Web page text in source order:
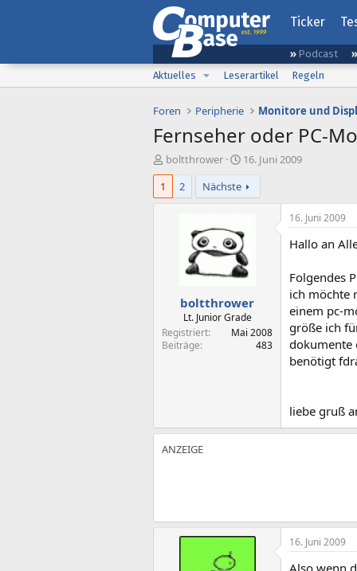
Ticker
Podcast
Aktuelles
Leserartikel Regeln
Foren Peripherie Monitore und
Fernseher oder PC-
E
r
t
boltthrower
E
r
s
t
l
l
t
a
16. Juni 2009
1
2 Nächste
boltthrower
Lt. Junior Grade
Registriert
Mai 2008
Beiträge
483
16. Juni 2009
Hallo an
Folgendes
ich möchte
einem pc-
größe ich
dokumente
benötigt
liebe gruß
16. Juni 2009
Also wenn